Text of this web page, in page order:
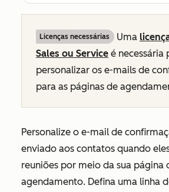
Licenças necessárias Uma
Sales ou Service é necessária
personalizar os e-mails de
para as páginas de
Personalize o e-mail de
enviado aos contatos quando
reuniões por meio da sua página
agendamento. Defina uma linha